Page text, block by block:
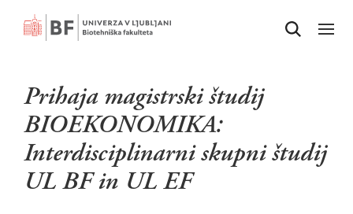
Odpri iskalnik
Odpri
Prihaja magistrski študij
BIOEKONOMIKA:
Interdisciplinarni skupni študij
UL BF in UL EF